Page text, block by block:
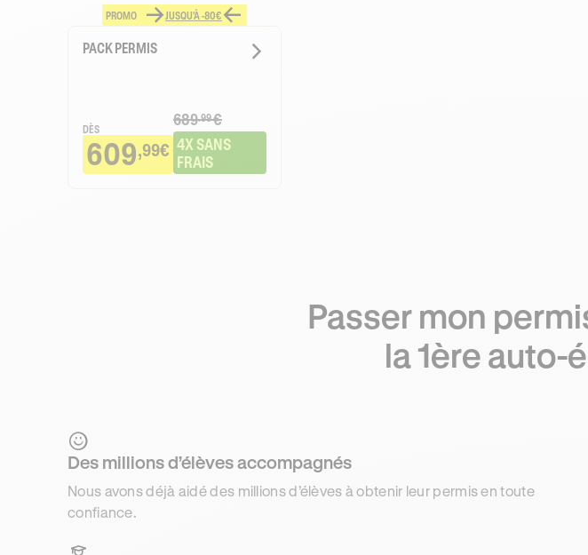
PROMO JUSQU'À -80€
PACK PERMIS
DÈS
609,99€
689.99€
4X SANS
FRAIS
Passer mon
la 1ère auto-
Des millions d’élèves accompagnés
Nous avons déjà aidé des millions d’élèves à obtenir leur permis en toute
confiance.